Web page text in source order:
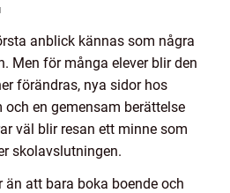
anblick kännas som några
Men för många elever blir den
förändras, nya sidor hos
en gemensam berättelse
väl blir resan ett minne som
skolavslutningen.
än att bara boka boende och